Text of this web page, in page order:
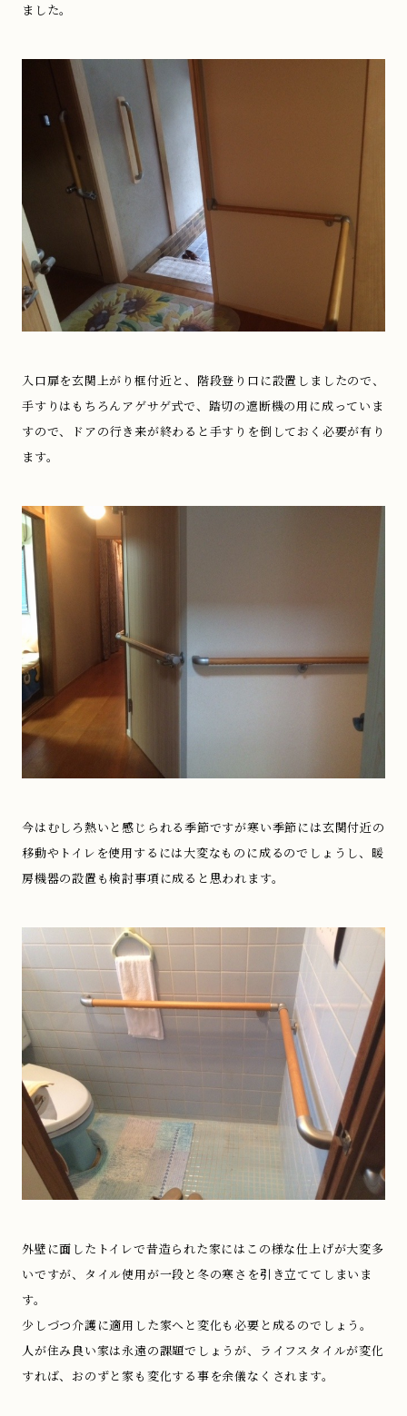
ました。
入口扉を玄関上がり框付近と、階段登り口に設置しましたので、
手すりはもちろんアゲサゲ式で、踏切の遮断機の用に成っていま
すので、ドアの行き来が終わると手すりを倒しておく必要が有り
ます。
今はむしろ熱いと感じられる季節ですが寒い季節には玄関付近の
移動やトイレを使用するには大変なものに成るのでしょうし、暖
房機器の設置も検討事項に成ると思われます。
外壁に面したトイレで昔造られた家にはこの様な仕上げが大変多
いですが、タイル使用が一段と冬の寒さを引き立ててしまいま
す。
少しづつ介護に適用した家へと変化も必要と成るのでしょう。
人が住み良い家は永遠の課題でしょうが、ライフスタイルが変化
すれば、おのずと家も変化する事を余儀なくされます。